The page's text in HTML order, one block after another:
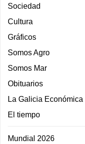
Sociedad
Cultura
Gráficos
Somos Agro
Somos Mar
Obituarios
La Galicia Económica
El tiempo
Mundial 2026